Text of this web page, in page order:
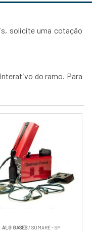
solicite uma cotação
do ramo. Para
ALG GASES/ SUMARÉ - SP